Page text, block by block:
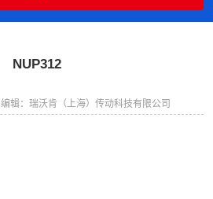
NUP312
编辑：瑞沃肯（上海）传动科技有限公司